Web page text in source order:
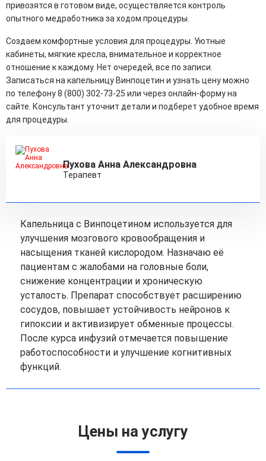
привозятся в готовом виде, осуществляется контроль
опытного медработника за ходом процедуры.
Создаем комфортные условия для процедуры. Уютные
кабинеты, мягкие кресла, внимательное и корректное
отношение к каждому. Нет очередей, все по записи.
Записаться на капельницу Винпоцетин и узнать цену можно
по телефону 8 (800) 302-73-25 или через онлайн-форму на
сайте. Консультант уточнит детали и подберет удобное время
для процедуры.
Пухова Анна Александровна
Терапевт
Капельница с Винпоцетином используется для
улучшения мозгового кровообращения и
насыщения тканей кислородом. Назначаю её
пациентам с жалобами на головные боли,
снижение концентрации и хроническую
усталость. Препарат способствует расширению
сосудов, повышает устойчивость нейронов к
гипоксии и активизирует обменные процессы.
После курса инфузий отмечается повышение
работоспособности и улучшение когнитивных
функций.
Цены на услугу